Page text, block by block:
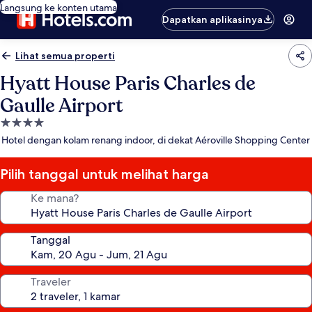
Langsung ke konten utama
Dapatkan aplikasinya
Lihat semua properti
Hyatt House Paris Charles de
Gaulle Airport
Properti
bintang
Hotel dengan kolam renang indoor, di dekat Aéroville Shopping Center
Pilih tanggal untuk melihat harga
Ke mana?
Tanggal
Traveler